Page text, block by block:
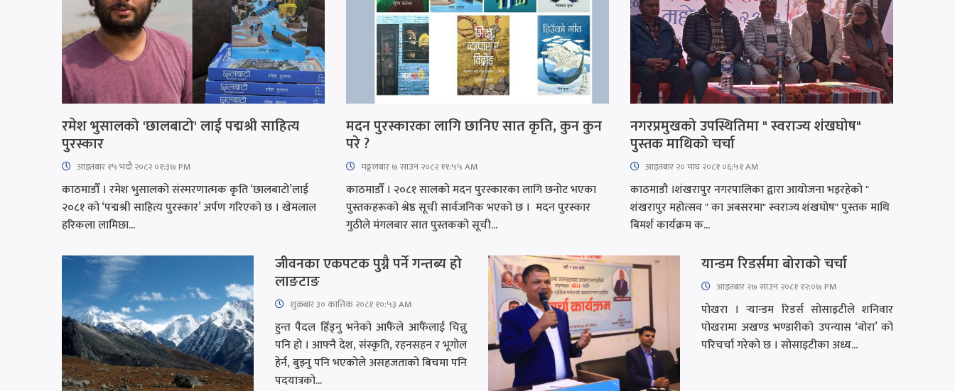
रमेश भुसालको 'छालबाटो' लाई पद्मश्री साहित्य
पुरस्कार
आइतबार​ १५ भदौ २०८२ ०१:३७ PM
काठमाडौँ । रमेश भुसालको संस्मरणात्मक कृति ‘छालबाटो’लाई
२०८१ को ‘पद्मश्री साहित्य पुरस्कार’ अर्पण गरिएको छ । खेमलाल
हरिकला लामिछा...
मदन पुरस्कारका लागि छानिए सात कृति, कुन कुन
परे ?
मङ्गलबार ७ साउन २०८२ ११:५५ AM
काठमाडौँ । २०८१ सालको मदन पुरस्कारका लागि छनोट भएका
पुस्तकहरूको श्रेष्ठ सूची सार्वजनिक भएको छ । मदन पुरस्कार
गुठीले मंगलबार सात पुस्तकको सूची...
नगरप्रमुखको उपस्थितिमा " स्वराज्य शंखघोष"
पुस्तक माथिको चर्चा
आइतबार​ २० माघ २०८१ ०६:५१ AM
काठमाडौ ।शंखरापुर नगरपालिका द्वारा आयोजना भइरहेको "
शंखरापुर महोत्सव " का अबसरमा" स्वराज्य शंखघोष" पुस्तक माथि
बिमर्श कार्यक्रम क...
जीवनका एकपटक पुग्नै पर्ने गन्तब्य हो
लाङटाङ
शुक्रबार​ ३० कात्तिक २०८१ १०:५३ AM
हुन्त पैदल हिँड्नु भनेको आफैंले आफैंलाई चिन्नु
पनि हो । आफ्नै देश, संस्कृति, रहनसहन र भूगोल
हेर्न, बुझ्नु पनि भएकोले असहजताको बिचमा पनि
पदयात्रको...
यान्डम रिडर्समा बोराको चर्चा
आइतबार​ २७ साउन २०८१ १२:०७ PM
पोखरा । र्‍यान्डम रिडर्स सोसाइटीले शनिवार
पोखरामा अखण्ड भण्डारीको उपन्यास ‘बोरा’ को
परिचर्चा गरेको छ । सोसाइटीका अध्य...